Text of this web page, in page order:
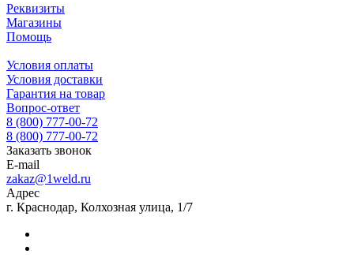
Реквизиты
Магазины
Помощь
Условия оплаты
Условия доставки
Гарантия на товар
Вопрос-ответ
8 (800) 777-00-72
8 (800) 777-00-72
Заказать звонок
E-mail
zakaz@1weld.ru
Адрес
г. Краснодар, Колхозная улица, 1/7